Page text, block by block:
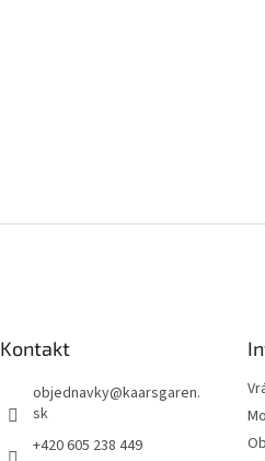
Kontakt
objednavky@kaarsgaren.
sk
+420 605 238 449